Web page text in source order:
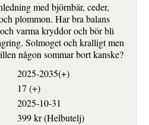
med björnbär, ceder,
plommon. Har bra balans
varma kryddor och bör bli
Solmoget och kralligt men
någon sommar bort kanske?
2025-2035(+)
17 (+)
2025-10-31
399 kr (Helbutelj)